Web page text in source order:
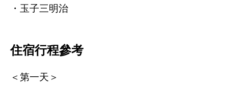
・玉子三明治
住宿行程參考
＜第一天＞